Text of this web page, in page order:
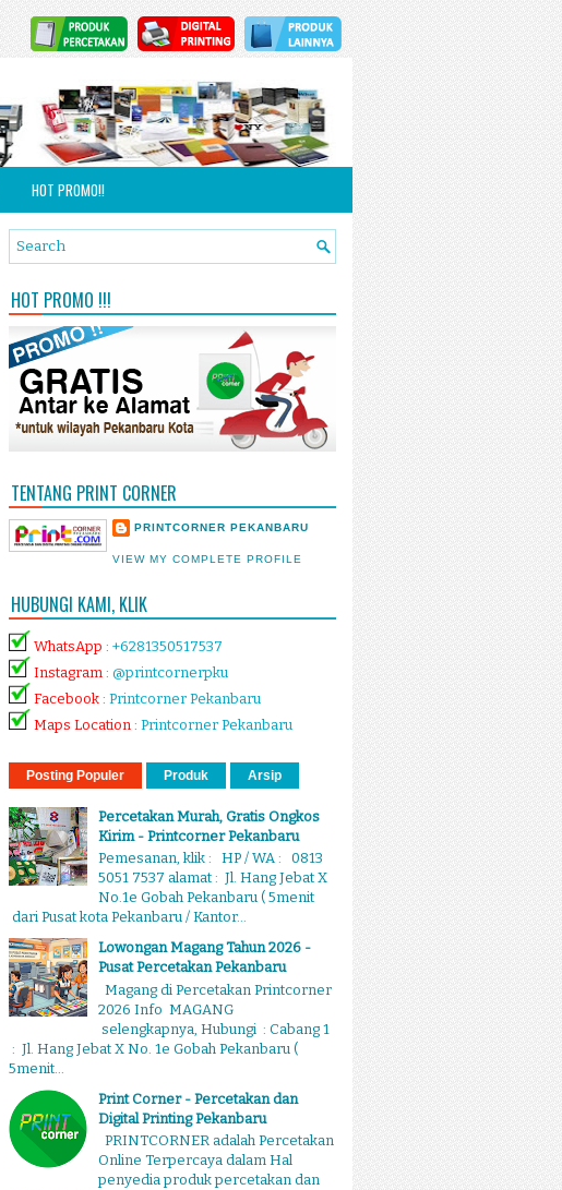
HOT PROMO!!
HOT PROMO !!!
TENTANG PRINT CORNER
PRINTCORNER PEKANBARU
VIEW MY COMPLETE PROFILE
HUBUNGI KAMI, KLIK
WhatsApp : +6281350517537
Instagram : @printcornerpku
Facebook : Printcorner Pekanbaru
Maps Location : Printcorner Pekanbaru
Posting Populer Produk Arsip
Percetakan Murah, Gratis Ongkos
Kirim - Printcorner Pekanbaru
Pemesanan, klik : HP / WA : 0813
5051 7537 alamat : Jl. Hang Jebat X
No.1e Gobah Pekanbaru ( 5menit
dari Pusat kota Pekanbaru / Kantor...
Lowongan Magang Tahun 2026 -
Pusat Percetakan Pekanbaru
Magang di Percetakan Printcorner
2026 Info MAGANG
selengkapnya, Hubungi : Cabang 1
: Jl. Hang Jebat X No. 1e Gobah Pekanbaru (
5menit...
Print Corner - Percetakan dan
Digital Printing Pekanbaru
PRINTCORNER adalah Percetakan
Online Terpercaya dalam Hal
penyedia produk percetakan dan